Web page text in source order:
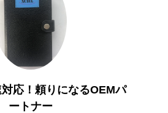
応！頼りになるOEMパ
ートナー